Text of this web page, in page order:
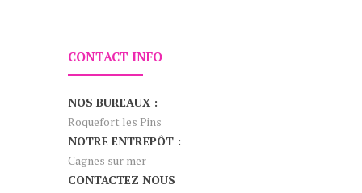
CONTACT INFO
NOS BUREAUX :
Roquefort les Pins
NOTRE ENTREPÔT :
Cagnes sur mer
CONTACTEZ NOUS